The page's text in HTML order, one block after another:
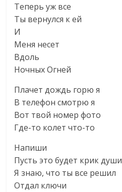
Теперь уж все
Ты вернулся к ей
И
Меня несет
Вдоль
Ночных Огней
Плачет дождь горю я
В телефон смотрю я
Вот твой номер фото
Где-то колет что-то
Напиши
Пусть это будет крик души
Я знаю, что ты все решил
Отдал ключи